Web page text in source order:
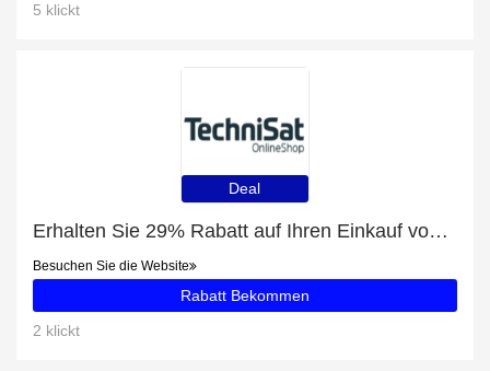
5 klickt
Deal
Erhalten Sie 29% Rabatt auf Ihren Einkauf von Aktoren
Besuchen Sie die Website
Rabatt Bekommen
2 klickt